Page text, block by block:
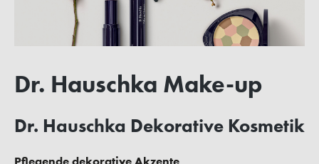
Dr. Hauschka Make-up
Dr. Hauschka Dekorative Kosmetik
Pflegende dekorative Akzente